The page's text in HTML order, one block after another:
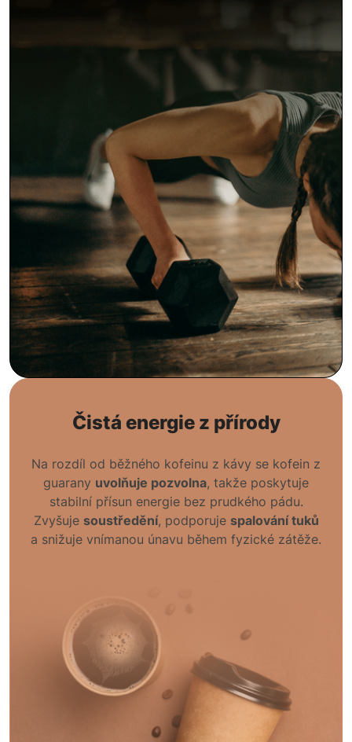
Čistá energie z přírody
Na rozdíl od běžného kofeinu z kávy se kofein z
guarany uvolňuje pozvolna, takže poskytuje
stabilní přísun energie bez prudkého pádu.
Zvyšuje soustředění, podporuje spalování tuků
a snižuje vnímanou únavu během fyzické zátěže.